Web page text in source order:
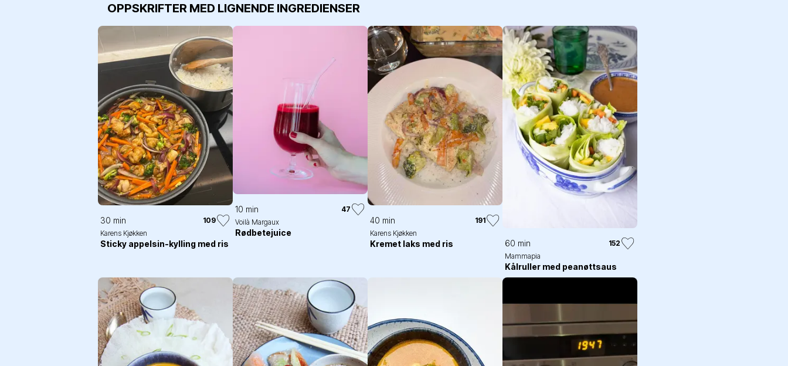
OPPSKRIFTER MED LIGNENDE INGREDIENSER
30 min
109
Karens Kjøkken
Sticky appelsin-kylling med ris
10 min
47
Voilà Margaux
Rødbetejuice
40 min
191
Karens Kjøkken
Kremet laks med ris 60 min
152
Mammapia
Kålruller med peanøttsaus